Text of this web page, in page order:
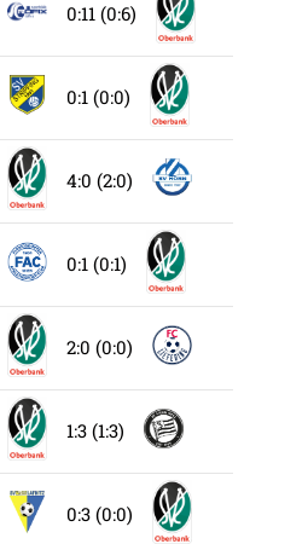
0:11 (0:6)
0:1 (0:0)
4:0 (2:0)
0:1 (0:1)
2:0 (0:0)
1:3 (1:3)
0:3 (0:0)